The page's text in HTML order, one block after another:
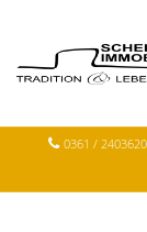
0361 /